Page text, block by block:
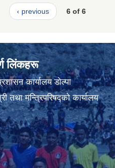
‹ previous 6 of 6
लिंकहरू
कार्यालय डाेल्पा
तथा मन्त्रिपरिषद्को कार्यालय